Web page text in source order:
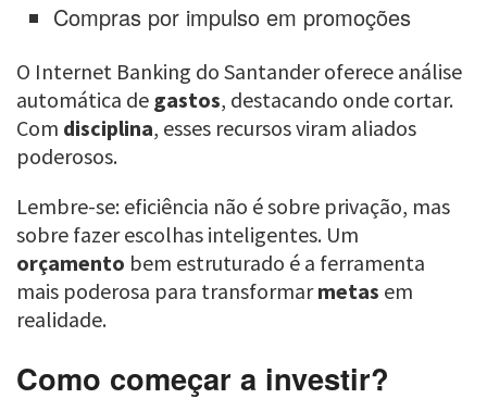
Compras por impulso em promoções
O Internet Banking do Santander oferece análise
automática de gastos, destacando onde cortar.
Com disciplina, esses recursos viram aliados
poderosos.
Lembre-se: eficiência não é sobre privação, mas
sobre fazer escolhas inteligentes. Um
orçamento bem estruturado é a ferramenta
mais poderosa para transformarmetas em
realidade.
Como começar a investir?